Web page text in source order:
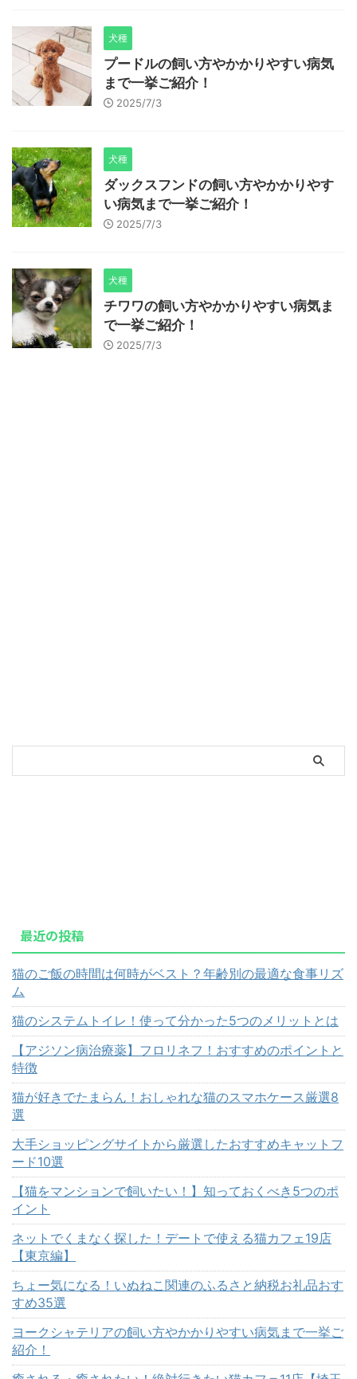
犬種
プードルの飼い方やかかりやすい病気
まで一挙ご紹介！
2025/7/3
犬種
ダックスフンドの飼い方やかかりやす
い病気まで一挙ご紹介！
2025/7/3
犬種
チワワの飼い方やかかりやすい病気ま
で一挙ご紹介！
2025/7/3
最近の投稿
猫のご飯の時間は何時がベスト？年齢別の最適な食事リズ
ム
猫のシステムトイレ！使って分かった5つのメリットとは
【アジソン病治療薬】フロリネフ！おすすめのポイントと
特徴
猫が好きでたまらん！おしゃれな猫のスマホケース厳選8
選
大手ショッピングサイトから厳選したおすすめキャットフ
ード10選
【猫をマンションで飼いたい！】知っておくべき5つのポ
イント
ネットでくまなく探した！デートで使える猫カフェ19店
【東京編】
ちょー気になる！いぬねこ関連のふるさと納税お礼品おす
すめ35選
ヨークシャテリアの飼い方やかかりやすい病気まで一挙ご
紹介！